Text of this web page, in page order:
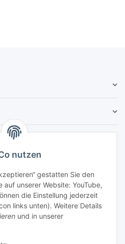
nutzen
gestatten Sie den
auf unserer Website: YouTube,
die Einstellung jederzeit
links unten). Weitere Details
und in unserer
i. S. d.
vertriebenen Produkte sind
gedacht. Diese
unbeaufsichtigte
Mit dem Kaufabschluss
das bekannt ist, Sie über 14